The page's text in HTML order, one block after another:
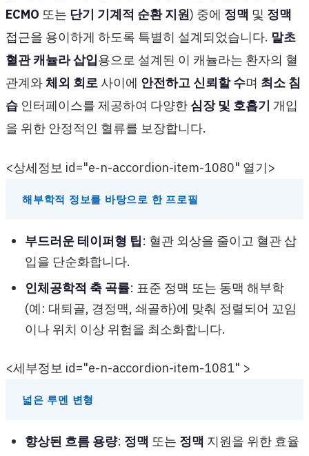
ECMO 또는 단기 기계적 순환 지원) 중에 정맥 및 정맥
접근을 용이하게 하도록 특별히 설계되었습니다. 말초
혈관 캐뉼라 삽입용으로 설계된 이 캐뉼라는 환자의 혈
관계와체외 회로 사이에 안전하고 신뢰할 수며 최소 침
습 인터페이스를 제공하여 다양한 심장 및 호흡기 개입
을 위한 안정적인 혈류를 보장합니다.
<상세정보 id="e-n-accordion-item-1080" 열기>
해부학적 정보를 바탕으로 한 프로필
부드러운 테이퍼형 팁: 혈관 외상을 줄이고 혈관 삽
입을 단순화합니다.
인체공학적 축 곡률: 표준 정맥 또는 동맥 해부학
(예: 대퇴골, 경정맥, 쇄골하)에 맞춰 정렬되어 꼬임
이나 위치 이상 위험을 최소화합니다.
<세부정보 id="e-n-accordion-item-1081" >
넓은 루멘 변형
향상된 흐름 용량: 정맥 또는 정맥 지원을 위한 효율